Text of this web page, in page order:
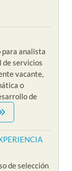
para analista
de servicios
vacante,
o
de
de selección